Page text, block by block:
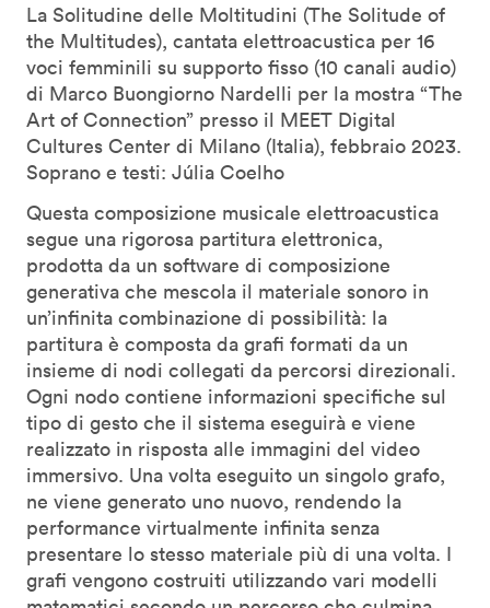
La Solitudine delle Moltitudini (The Solitude of
the Multitudes), cantata elettroacustica per 16
voci femminili su supporto fisso (10 canali audio)
di Marco Buongiorno Nardelli per la mostra “The
Art of Connection” presso il MEET Digital
Cultures Center di Milano (Italia), febbraio 2023.
Soprano e testi: Júlia Coelho
Questa composizione musicale elettroacustica
segue una rigorosa partitura elettronica,
prodotta da un software di composizione
generativa che mescola il materiale sonoro in
un’infinita combinazione di possibilità: la
partitura è composta da grafi formati da un
insieme di nodi collegati da percorsi direzionali.
Ogni nodo contiene informazioni specifiche sul
tipo di gesto che il sistema eseguirà e viene
realizzato in risposta alle immagini del video
immersivo. Una volta eseguito un singolo grafo,
ne viene generato uno nuovo, rendendo la
performance virtualmente infinita senza
presentare lo stesso materiale più di una volta. I
grafi vengono costruiti utilizzando vari modelli